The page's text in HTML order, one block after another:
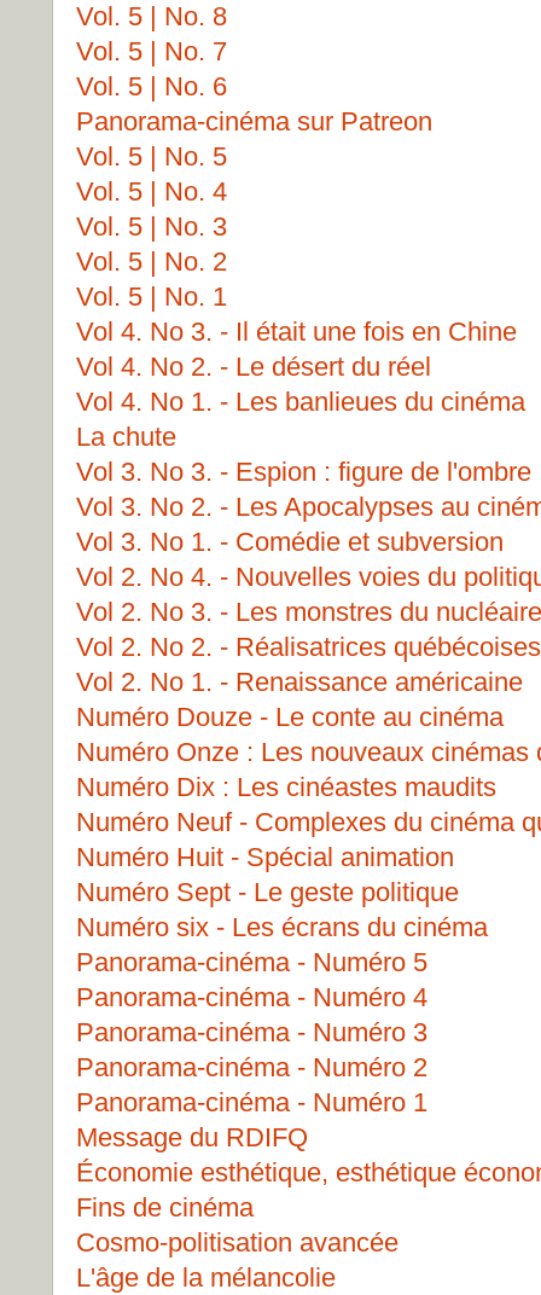
Vol. 5 | No. 8
Vol. 5 | No. 7
Vol. 5 | No. 6
Panorama-cinéma sur Patreon
Vol. 5 | No. 5
Vol. 5 | No. 4
Vol. 5 | No. 3
Vol. 5 | No. 2
Vol. 5 | No. 1
Vol 4. No 3. - Il était une fois en Chine
Vol 4. No 2. - Le désert du réel
Vol 4. No 1. - Les banlieues du cinéma
La chute
Vol 3. No 3. - Espion : figure de l'ombre
Vol 3. No 2. - Les Apocalypses au
Vol 3. No 1. - Comédie et subversion
Vol 2. No 4. - Nouvelles voies du
Vol 2. No 3. - Les monstres du nucléaire
Vol 2. No 2. - Réalisatrices québécoises
Vol 2. No 1. - Renaissance américaine
Numéro Douze - Le conte au cinéma
Numéro Onze : Les nouveaux cinémas
Numéro Dix : Les cinéastes maudits
Numéro Neuf - Complexes du cinéma
Numéro Huit - Spécial animation
Numéro Sept - Le geste politique
Numéro six - Les écrans du cinéma
Panorama-cinéma - Numéro 5
Panorama-cinéma - Numéro 4
Panorama-cinéma - Numéro 3
Panorama-cinéma - Numéro 2
Panorama-cinéma - Numéro 1
Message du RDIFQ
Économie esthétique, esthétique
Fins de cinéma
Cosmo-politisation avancée
L'âge de la mélancolie